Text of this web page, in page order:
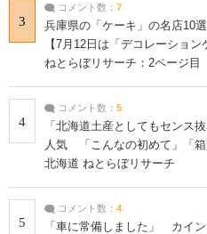
3
コメント数： 7
兵庫県の「ケーキ」の名店10
【7月12日は「デコレーショ
ねとらぼリサーチ：2ページ目
4
コメント数： 5
「北海道土産としてもセンス
人気 「こんなの初めて」「箱
北海道 ねとらぼリサーチ
5
コメント数： 4
「車に常備しました」 カイ